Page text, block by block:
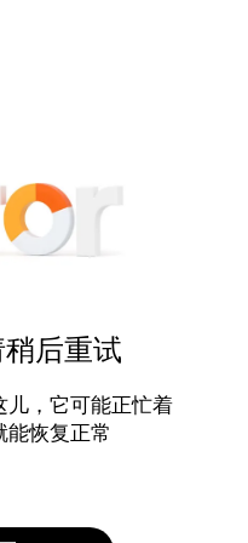
后重试
儿，它可能正忙着
能恢复正常